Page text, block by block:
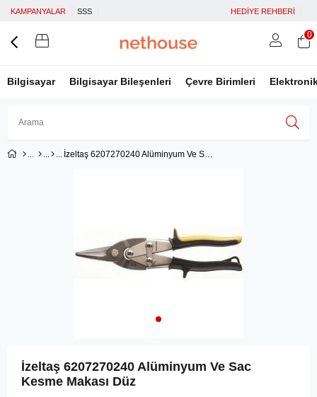
KAMPANYALAR SSS HEDİYE REHBERİ
Bilgisayar Bilgisayar Bileşenleri Çevre Birimleri
Üye Girişi Facebook İle Bağlan
0
İzeltaş 6207270240 Alüminyum Ve Sac Kesme Makası Düz
İzeltaş 6207270240 Alüminyum Ve Sac
Kesme Makası Düz